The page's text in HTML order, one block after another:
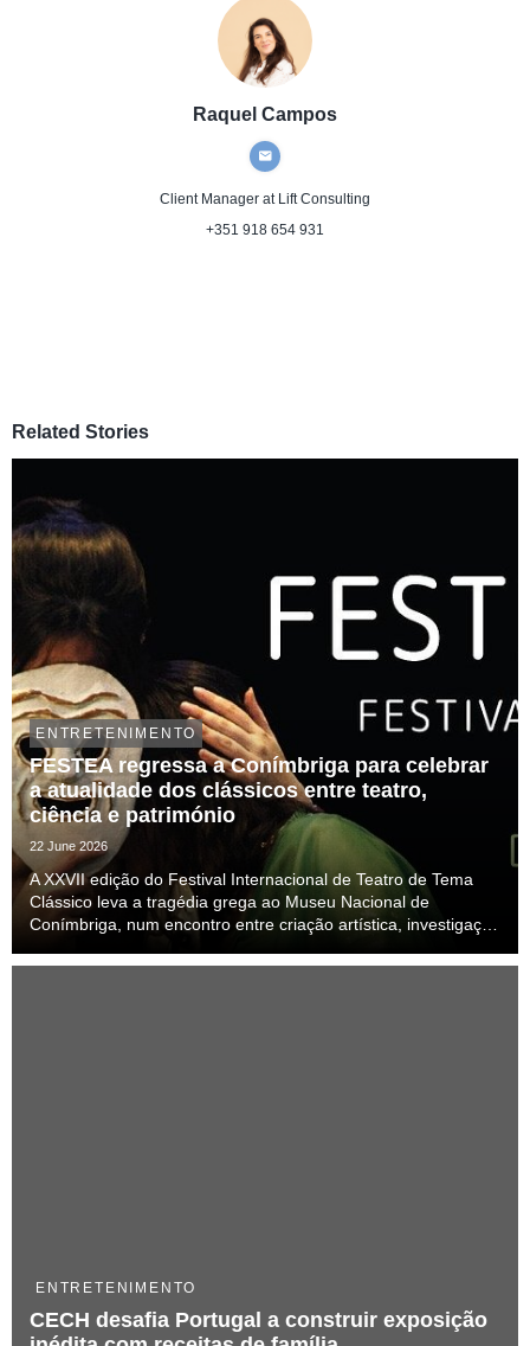
Raquel Campos
Client Manager at Lift Consulting
+351 918 654 931
Related Stories
ENTRETENIMENTO
FESTEA regressa a Conímbriga para celebrar
a atualidade dos clássicos entre teatro,
ciência e património
22 June 2026
A XXVII edição do Festival Internacional de Teatro de Tema
Clássico leva a tragédia grega ao Museu Nacional de
Conímbriga, num encontro entre criação artística, investigação
ENTRETENIMENTO
CECH desafia Portugal a construir exposição